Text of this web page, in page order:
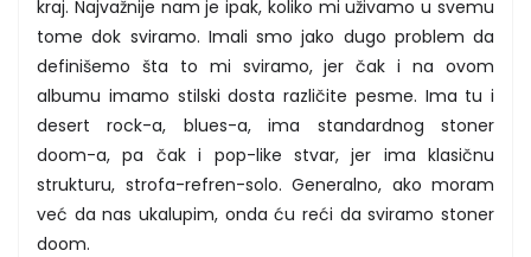
kraj. Najvažnije nam je ipak, koliko mi uživamo u svemu
tome dok sviramo. Imali smo jako dugo problem da
definišemo šta to mi sviramo, jer čak i na ovom
albumu imamo stilski dosta različite pesme. Ima tu i
desert rock-a, blues-a, ima standardnog stoner
doom-a, pa čak i pop-like stvar, jer ima klasičnu
strukturu, strofa-refren-solo. Generalno, ako moram
već da nas ukalupim, onda ću reći da sviramo stoner
doom.